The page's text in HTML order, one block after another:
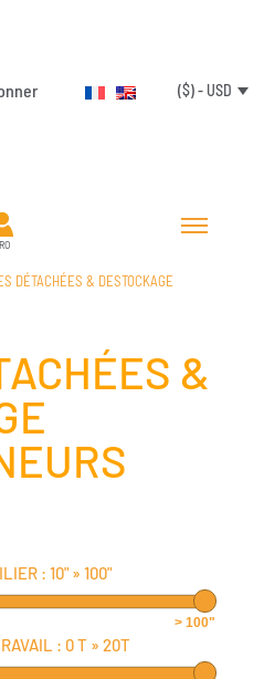
($) - USD
DÉTACHÉES & DESTOCKAGE
&
: 10"» 100"
> 100"
: 0 T » 20T